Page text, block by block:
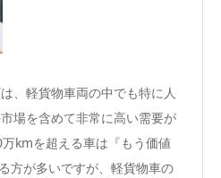
、軽貨物車両の中でも特に人
場を含めて非常に高い需要が
kmを超える車は『もう価値
方が多いですが、軽貨物車の